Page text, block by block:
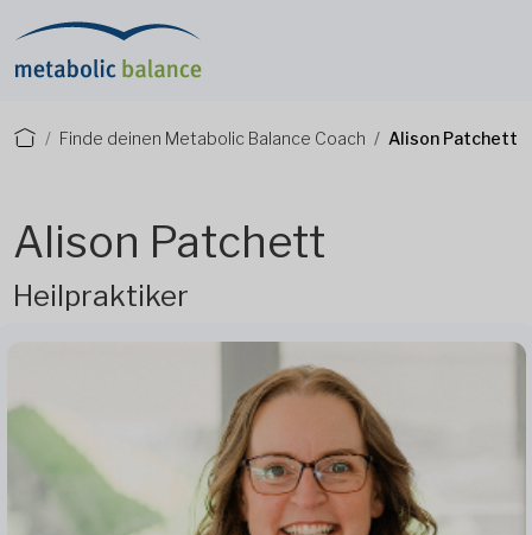
Finde deinen Metabolic Balance Coach Alison Patchett
Alison Patchett
Heilpraktiker